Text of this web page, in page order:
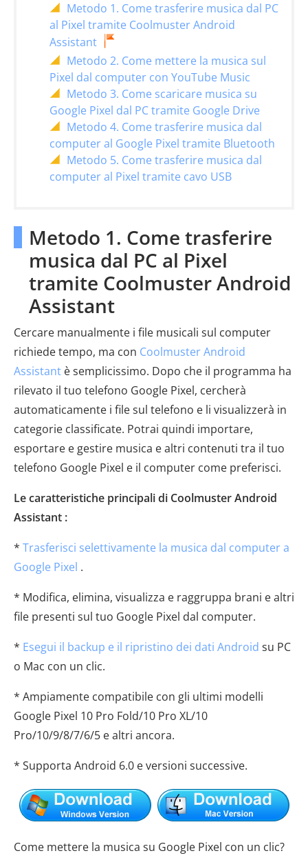
Metodo 1. Come trasferire musica dal PC
al Pixel tramite Coolmuster Android
Assistant
Metodo 2. Come mettere la musica sul
Pixel dal computer con YouTube Music
Metodo 3. Come scaricare musica su
Google Pixel dal PC tramite Google Drive
Metodo 4. Come trasferire musica dal
computer al Google Pixel tramite Bluetooth
Metodo 5. Come trasferire musica dal
computer al Pixel tramite cavo USB
Metodo 1. Come trasferire
musica dal PC al Pixel
tramite Coolmuster Android
Assistant
Cercare manualmente i file musicali sul computer
richiede tempo, ma con Coolmuster Android
Assistant è semplicissimo. Dopo che il programma ha
rilevato il tuo telefono Google Pixel, cercherà
automaticamente i file sul telefono e li visualizzerà in
categorie classificate. Potrai quindi importare,
esportare e gestire musica e altri contenuti tra il tuo
telefono Google Pixel e il computer come preferisci.
Le caratteristiche principali di Coolmuster Android
Assistant :
* Trasferisci selettivamente la musica dal computer a
Google Pixel .
* Modifica, elimina, visualizza e raggruppa brani e altri
file presenti sul tuo Google Pixel dal computer.
* Esegui il backup e il ripristino dei dati Android su PC
o Mac con un clic.
* Ampiamente compatibile con gli ultimi modelli
Google Pixel 10 Pro Fold/10 Pro XL/10
Pro/10/9/8/7/6/5 e altri ancora.
* Supporta Android 6.0 e versioni successive.
Come mettere la musica su Google Pixel con un clic?